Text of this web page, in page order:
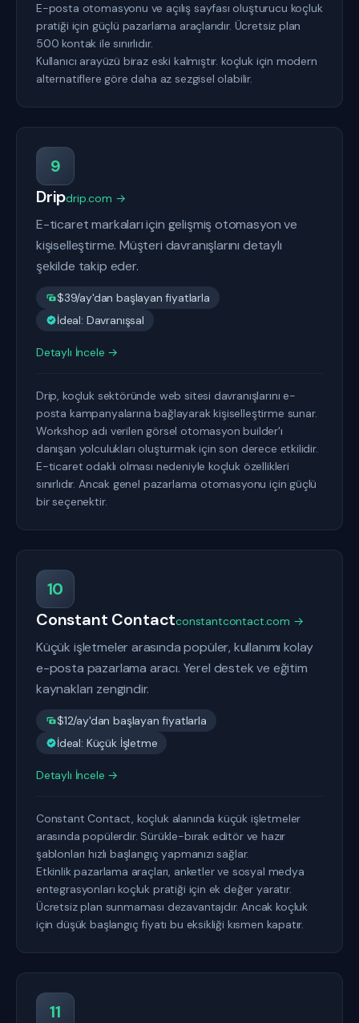
E-posta otomasyonu ve açılış sayfası oluşturucu koçluk
pratiği için güçlü pazarlama araçlarıdır. Ücretsiz plan
500 kontak ile sınırlıdır.
Kullanıcı arayüzü biraz eski kalmıştır. koçluk için modern
alternatiflere göre daha az sezgisel olabilir.
9
Dripdrip.com →
E-ticaret markaları için gelişmiş otomasyon ve
kişiselleştirme. Müşteri davranışlarını detaylı
şekilde takip eder.
$39/ay'dan başlayan fiyatlarla
İdeal: Davranışsal
Detaylı İncele →
Drip, koçluk sektöründe web sitesi davranışlarını e-
posta kampanyalarına bağlayarak kişiselleştirme sunar.
Workshop adı verilen görsel otomasyon builder'ı
danışan yolculukları oluşturmak için son derece etkilidir.
E-ticaret odaklı olması nedeniyle koçluk özellikleri
sınırlıdır. Ancak genel pazarlama otomasyonu için güçlü
bir seçenektir.
10
Constant Contactconstantcontact.com →
Küçük işletmeler arasında popüler, kullanımı kolay
e-posta pazarlama aracı. Yerel destek ve eğitim
kaynakları zengindir.
$12/ay'dan başlayan fiyatlarla
İdeal: Küçük İşletme
Detaylı İncele →
Constant Contact, koçluk alanında küçük işletmeler
arasında popülerdir. Sürükle-bırak editör ve hazır
şablonları hızlı başlangıç yapmanızı sağlar.
Etkinlik pazarlama araçları, anketler ve sosyal medya
entegrasyonları koçluk pratiği için ek değer yaratır.
Ücretsiz plan sunmaması dezavantajdır. Ancak koçluk
için düşük başlangıç fiyatı bu eksikliği kısmen kapatır.
11